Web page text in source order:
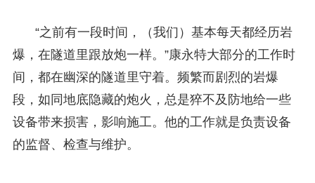
“之前有一段时间，（我们）基本每天都经历岩
爆，在隧道里跟放炮一样。”康永特大部分的工作时
间，都在幽深的隧道里守着。频繁而剧烈的岩爆
段，如同地底隐藏的炮火，总是猝不及防地给一些
设备带来损害，影响施工。他的工作就是负责设备
的监督、检查与维护。